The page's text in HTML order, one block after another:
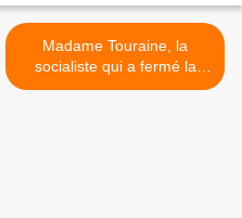
Madame Touraine, la
socialiste qui a fermé la
maternité publique